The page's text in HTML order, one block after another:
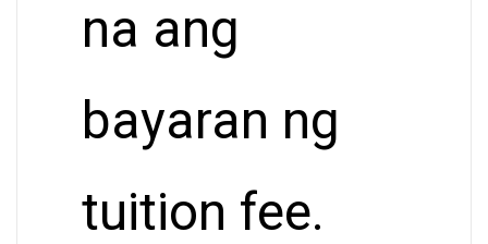
na ang
bayaran ng
tuition fee.